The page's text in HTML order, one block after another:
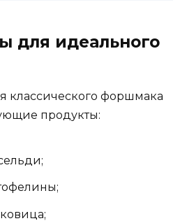
для идеального
классического форшмака
продукты: